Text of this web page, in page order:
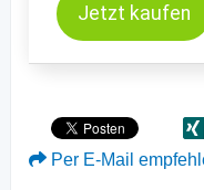
Jetzt kaufen
Per E-Mail